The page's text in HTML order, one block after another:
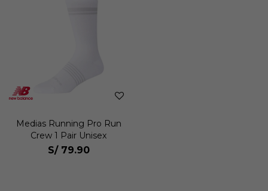
Medias Running Pro Run
Crew 1 Pair Unisex
S/ 79.90